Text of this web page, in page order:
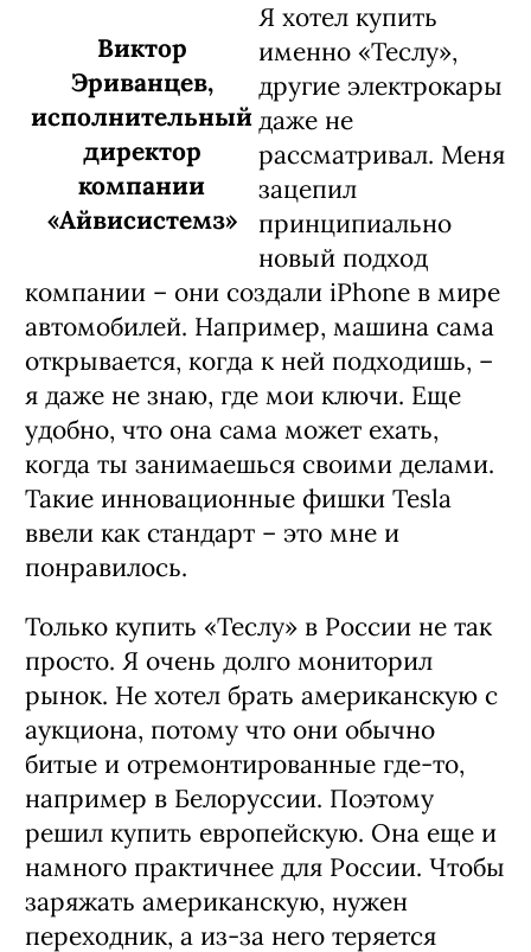
Виктор
Эриванцев,
исполнительный
директор
компании
«Айвисистемз»
Я хотел купить
именно «Теслу»,
другие электрокары
даже не
рассматривал. Меня
зацепил
принципиально
новый подход
компании – они создали iPhone в мире
автомобилей. Например, машина сама
открывается, когда к ней подходишь, –
я даже не знаю, где мои ключи. Еще
удобно, что она сама может ехать,
когда ты занимаешься своими делами.
Такие инновационные фишки Tesla
ввели как стандарт – это мне и
понравилось.
Только купить «Теслу» в России не так
просто. Я очень долго мониторил
рынок. Не хотел брать американскую с
аукциона, потому что они обычно
битые и отремонтированные где-то,
например в Белоруссии. Поэтому
решил купить европейскую. Она еще и
намного практичнее для России. Чтобы
заряжать американскую, нужен
переходник, а из-за него теряется